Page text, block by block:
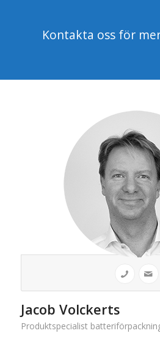
Kontakta oss för
Jacob Volckerts
Produktspecialist